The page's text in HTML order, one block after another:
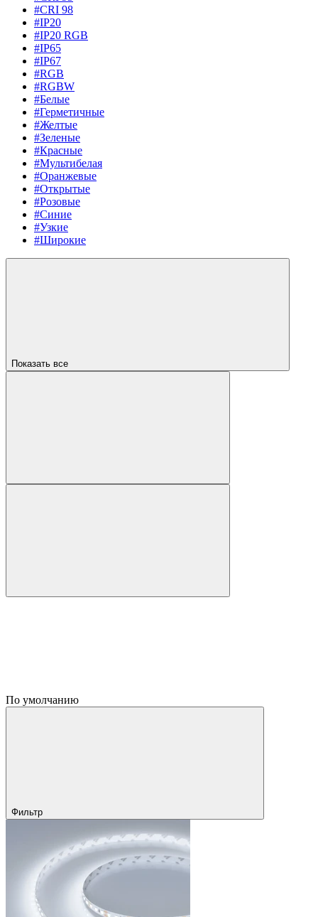
#CRI 98
#IP20
#IP20 RGB
#IP65
#IP67
#RGB
#RGBW
#Белые
#Герметичные
#Желтые
#Зеленые
#Красные
#Мультибелая
#Оранжевые
#Открытые
#Розовые
#Синие
#Узкие
#Широкие
Показать все
По умолчанию
Фильтр